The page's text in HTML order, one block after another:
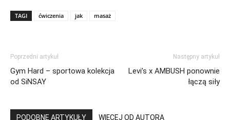
TAGI ćwiczenia jak masaż
Poprzedni artykuł
Gym Hard – sportowa kolekcja
od SiNSAY
Następny artykuł
Levi’s x AMBUSH ponownie
łączą siły
PODOBNE ARTYKUŁY WIĘCEJ OD AUTORA